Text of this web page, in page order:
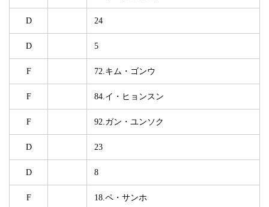
D 24
D 5
F 72.キム・ゴンウ
F 84.イ・ヒョンスン
F 92.ガン・ユンソク
D 23
D 8
F 18.ペ・サンホ